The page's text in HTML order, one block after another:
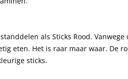
als Sticks Rood.
eten. Het is raar maar waar. De
sticks.